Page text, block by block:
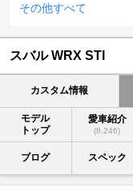
その他すべて
スバル WRX STI
カスタム情報
モデル
トップ
愛車紹介
(8,246)
ブログ スペック